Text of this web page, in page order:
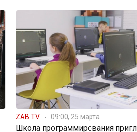
ZAB.TV 09:00, 25 марта
Школа программирования